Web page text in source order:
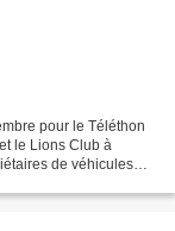
pour le Téléthon
le Lions Club à
de véhicules